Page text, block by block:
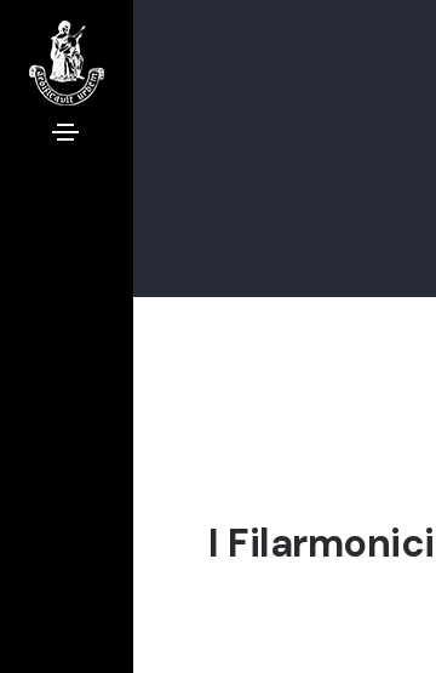
I